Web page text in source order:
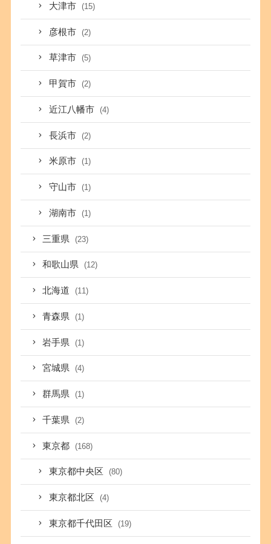
大津市 (15)
彦根市 (2)
草津市 (5)
甲賀市 (2)
近江八幡市 (4)
長浜市 (2)
米原市 (1)
守山市 (1)
湖南市 (1)
三重県 (23)
和歌山県 (12)
北海道 (11)
青森県 (1)
岩手県 (1)
宮城県 (4)
群馬県 (1)
千葉県 (2)
東京都 (168)
東京都中央区 (80)
東京都北区 (4)
東京都千代田区 (19)